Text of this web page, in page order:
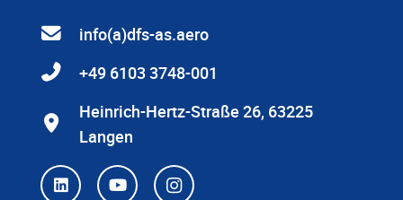
info(a)dfs-as.aero
+49 6103 3748-001
Heinrich-Hertz-Straße 26, 63225
Langen